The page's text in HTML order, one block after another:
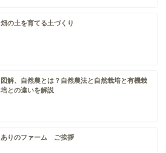
畑の土を育てる土づくり
図解、自然農とは？自然農法と自然栽培と有機栽
培との違いを解説
ありのファーム ご挨拶